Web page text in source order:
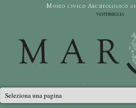
Salta al contenuto principaleMuseo civico Archeologico
ventimiglia